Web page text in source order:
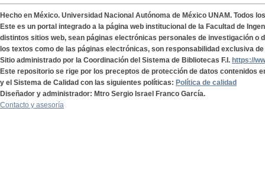
Hecho en México. Universidad Nacional Autónoma de México UNAM. Todos
Este es un portal integrado a la página web institucional de la Facultad de
distintos sitios web, sean páginas electrónicas personales de investigación o
los textos como de las páginas electrónicas, son responsabilidad exclusiva
Sitio administrado por la Coordinación del Sistema de Bibliotecas F.I. https://
Este repositorio se rige por los preceptos de protección de datos contenidos
y el Sistema de Calidad con las siguientes políticas: Política de calidad
Diseñador y administrador: Mtro Sergio Israel Franco García.
Contacto y asesoría